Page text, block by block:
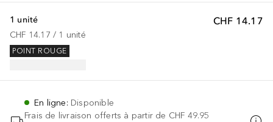
CHF 14.17
1 unité
CHF 14.17 / 1 unité
POINT ROUGE
En ligne: Disponible
Frais de livraison offerts à partir de CHF 49.95